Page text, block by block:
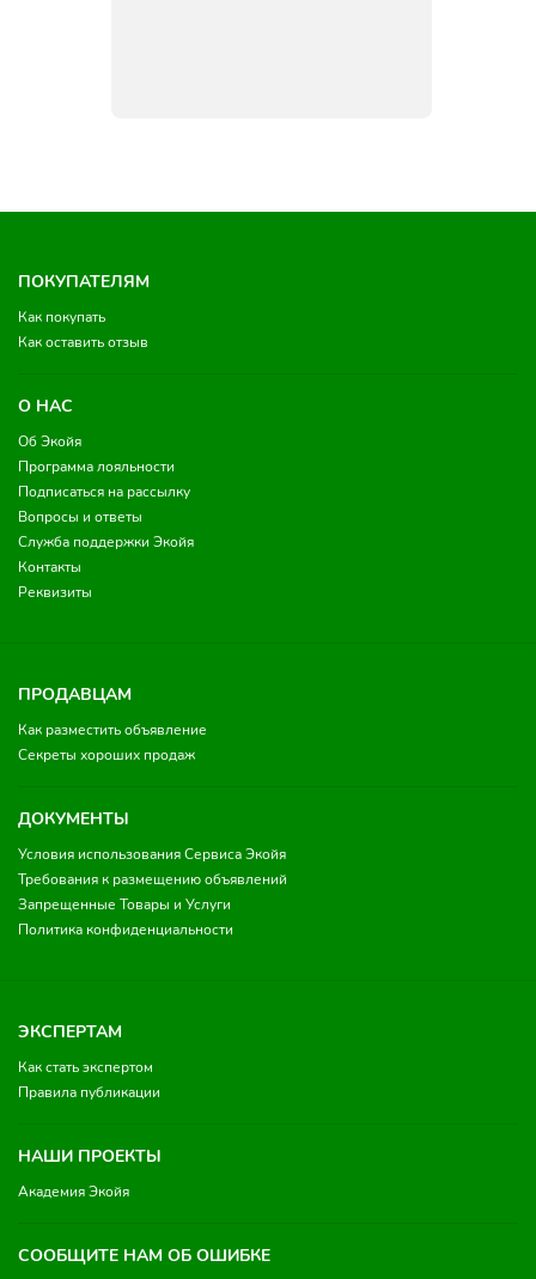
ПОКУПАТЕЛЯМ
Как покупать
Как оставить отзыв
О НАС
Об Экойя
Программа лояльности
Подписаться на рассылку
Вопросы и ответы
Служба поддержки Экойя
Контакты
Реквизиты
ПРОДАВЦАМ
Как разместить объявление
Секреты хороших продаж
ДОКУМЕНТЫ
Условия использования Сервиса Экойя
Требования к размещению объявлений
Запрещенные Товары и Услуги
Политика конфиденциальности
ЭКСПЕРТАМ
Как стать экспертом
Правила публикации
НАШИ ПРОЕКТЫ
Академия Экойя
СООБЩИТЕ НАМ ОБ ОШИБКЕ